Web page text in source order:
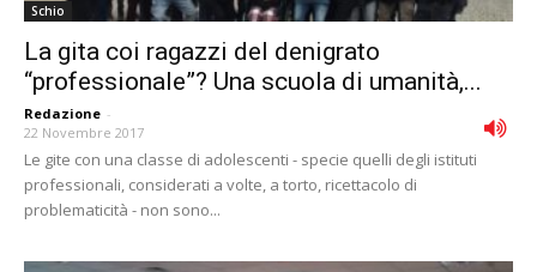
Schio
La gita coi ragazzi del denigrato
“professionale”? Una scuola di umanità,...
Redazione -
22 Novembre 2017
Le gite con una classe di adolescenti - specie quelli degli istituti
professionali, considerati a volte, a torto, ricettacolo di
problematicità - non sono...